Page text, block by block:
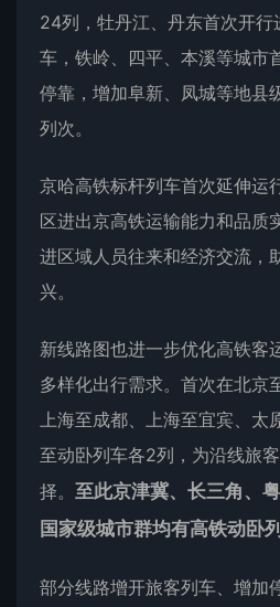
24列，牡丹江、丹东首次开行
车，铁岭、四平、本溪等城市
停靠，增加阜新、凤城等地县
列次。
京哈高铁标杆列车首次延伸运
区进出京高铁运输能力和品质
进区域人员往来和经济交流，
兴。
新线路图也进一步优化高铁客
多样化出行需求。首次在北京
上海至成都、上海至宜宾、太
至动卧列车各2列，为沿线旅
择。 至此京津冀、长三角、
国家级城市群均有高铁动卧
部分线路增开旅客列车、增加